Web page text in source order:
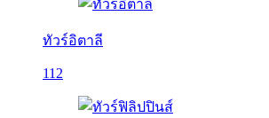
ทัวร์อิตาลี
112